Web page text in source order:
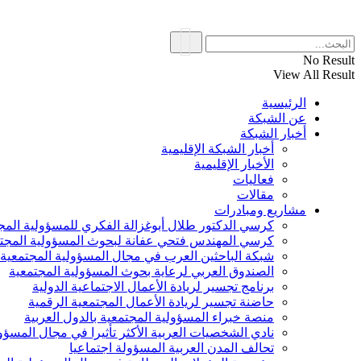
No Result
View All Result
الرئيسية
عن الشبكة
أخبار الشبكة
أخبار الشبكة الإقليمية
الأخبار الإقليمية
فعاليات
مقالات
مشاريع ومبادرات
كرسي الدكتور طلال أبوغزالة الفكري للمسؤولية
كرسي المهندس فتحي عفانة لبحوث المسؤولية
شبكة الباحثين العرب في مجال المسؤولية المجتمعية
الصندوق العربي لرعاية بحوث المسؤولية المجتمعية
برنامج تجسير لريادة الأعمال الاجتماعية الدولية
حاضنة تجسير لريادة الأعمال المجتمعية الرقمية
منصة خبراء المسؤولية المجتمعية بالدول العربية
نادي الشخصيات العربية الأكثر تأثيرا في مجال
تحالف المدن العربية المسؤولة اجتماعيا